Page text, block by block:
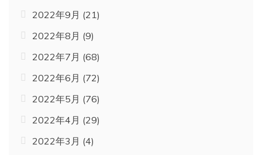
2022年9月 (21)
2022年8月 (9)
2022年7月 (68)
2022年6月 (72)
2022年5月 (76)
2022年4月 (29)
2022年3月 (4)